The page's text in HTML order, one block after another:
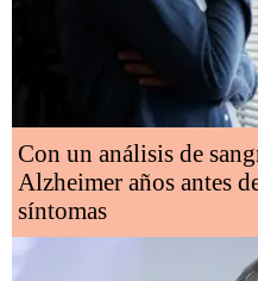
Con un análisis de
Alzheimer años antes
síntomas